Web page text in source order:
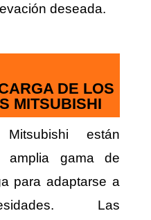
deseada.
DE LOS
MITSUBISHI
están
amplia gama de
para adaptarse a
Las